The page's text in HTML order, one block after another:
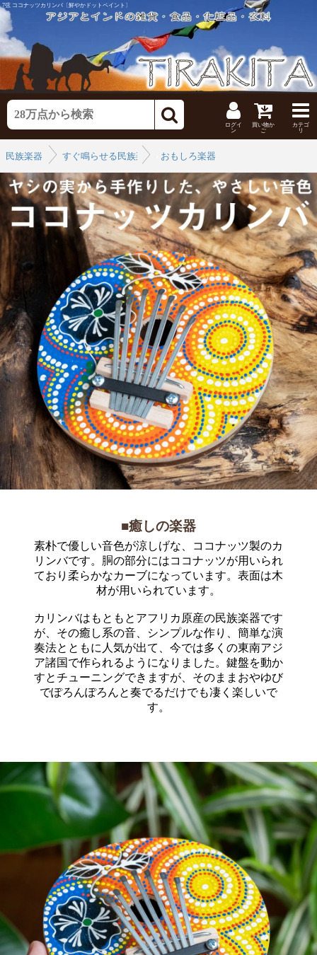
7弦 ココナッツカリンバ〔鮮やかドットペイント〕
ログイ
ン
買い物か
ご
カテゴ
リ
民族楽器
すぐ鳴らせる民族楽器特集おもしろ楽器
■癒しの楽器
素朴で優しい音色が涼しげな、ココナッツ製のカ
リンバです。胴の部分にはココナッツが用いられ
ており柔らかなカーブになっています。表面は木
材が用いられています。
カリンバはもともとアフリカ原産の民族楽器です
が、その癒し系の音、シンプルな作り、簡単な演
奏法とともに人気が出て、今では多くの東南アジ
ア諸国で作られるようになりました。鍵盤を動か
すとチューニングできますが、そのままおやゆび
でぽろんぽろんと奏でるだけでも凄く楽しいで
す。